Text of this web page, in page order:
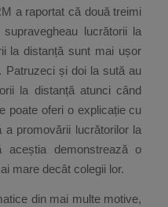
a raportat că două treimi
lucrătorii la
la distanță sunt mai ușor
Patruzeci și doi la sută au
la distanță atunci când
poate oferi o explicație cu
a promovării lucrătorilor la
demonstrează o
mare decât colegii lor.
din mai multe motive,